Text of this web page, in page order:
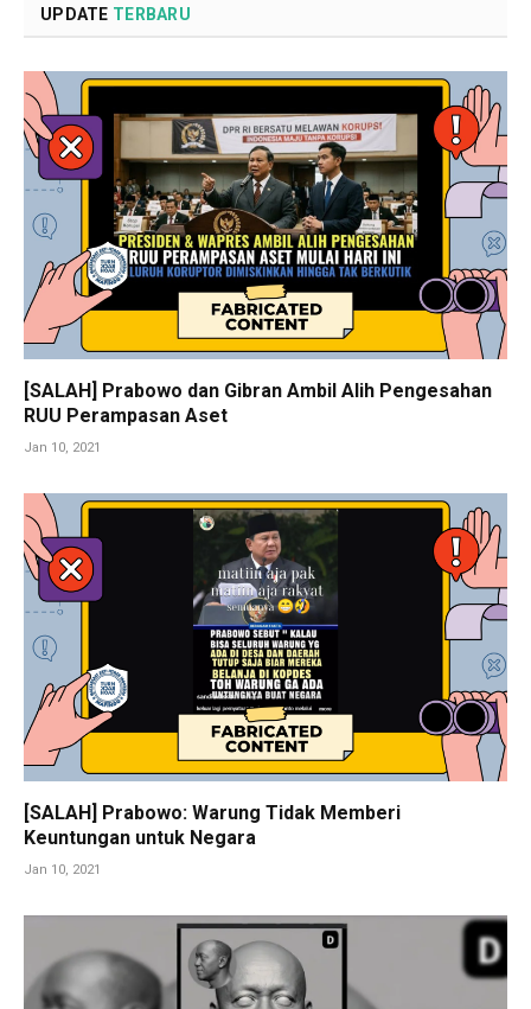
UPDATE TERBARU
[SALAH] Prabowo dan Gibran Ambil Alih Pengesahan
RUU Perampasan Aset
Jan 10, 2021
[SALAH] Prabowo: Warung Tidak Memberi
Keuntungan untuk Negara
Jan 10, 2021